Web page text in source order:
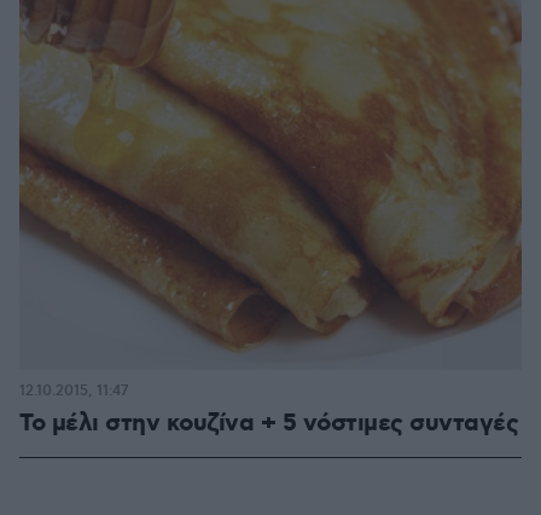
Το μέλι στην κουζίνα + 5 νόστιμες συνταγές
12.10.2015, 11:47